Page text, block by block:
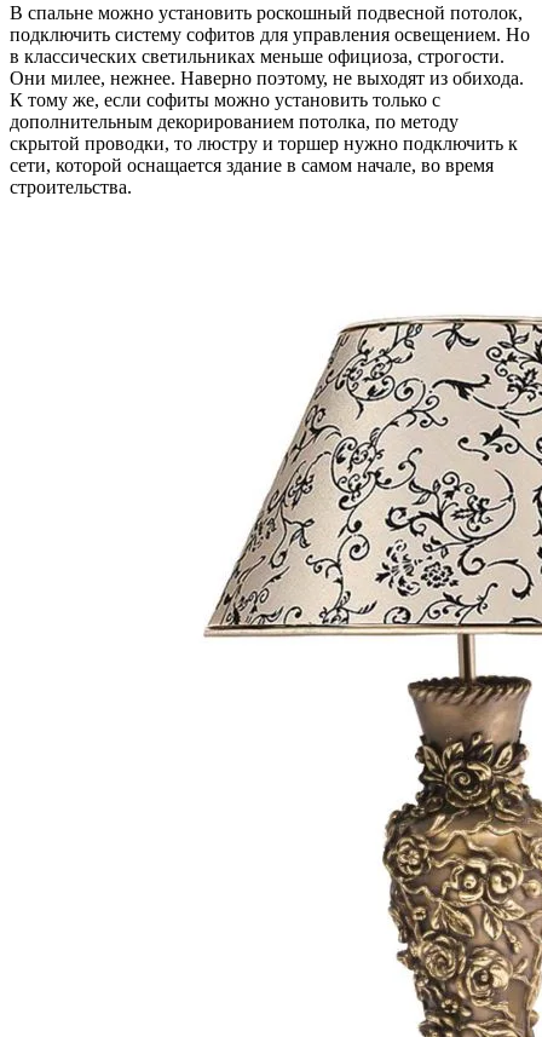
В спальне можно установить роскошный подвесной потолок,
подключить систему софитов для управления освещением. Но
в классических светильниках меньше официоза, строгости.
Они милее, нежнее. Наверно поэтому, не выходят из обихода.
К тому же, если софиты можно установить только с
дополнительным декорированием потолка, по методу
скрытой проводки, то люстру и торшер нужно подключить к
сети, которой оснащается здание в самом начале, во время
строительства.